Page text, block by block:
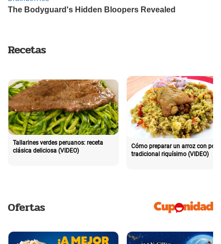
Recetas
Tallarines verdes peruanos: receta
clásica deliciosa (VIDEO)
Cómo preparar un arroz con pollo
tradicional riquísimo (VIDEO)
Ofertas